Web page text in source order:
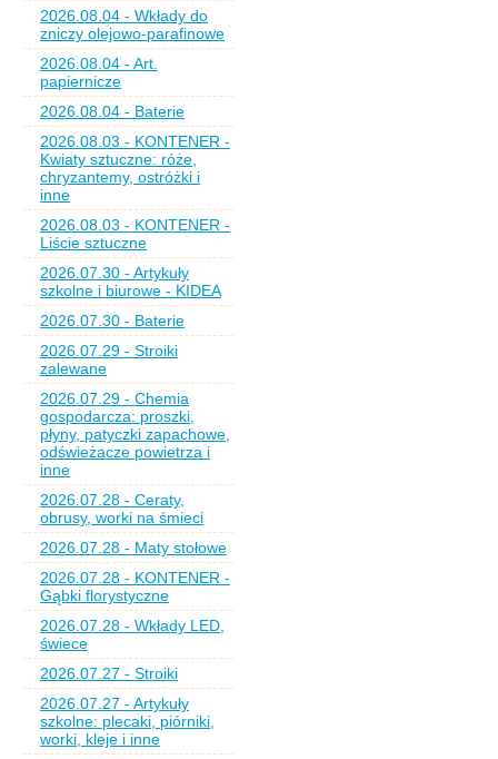
2026.08.04 - Wkłady do
zniczy olejowo-parafinowe
2026.08.04 - Art.
papiernicze
2026.08.04 - Baterie
2026.08.03 - KONTENER -
Kwiaty sztuczne: róże,
chryzantemy, ostróżki i
inne
2026.08.03 - KONTENER -
Liście sztuczne
2026.07.30 - Artykuły
szkolne i biurowe - KIDEA
2026.07.30 - Baterie
2026.07.29 - Stroiki
zalewane
2026.07.29 - Chemia
gospodarcza: proszki,
płyny, patyczki zapachowe,
odświeżacze powietrza i
inne
2026.07.28 - Ceraty,
obrusy, worki na śmieci
2026.07.28 - Maty stołowe
2026.07.28 - KONTENER -
Gąbki florystyczne
2026.07.28 - Wkłady LED,
świece
2026.07.27 - Stroiki
2026.07.27 - Artykuły
szkolne: plecaki, piórniki,
worki, kleje i inne